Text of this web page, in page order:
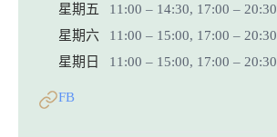
星期五
11:00 – 14:30, 17:00 – 20:30
星期六
11:00 – 15:00, 17:00 – 20:30
星期日
11:00 – 15:00, 17:00 – 20:30
FB